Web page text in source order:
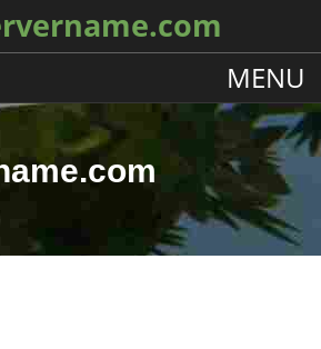
MENU